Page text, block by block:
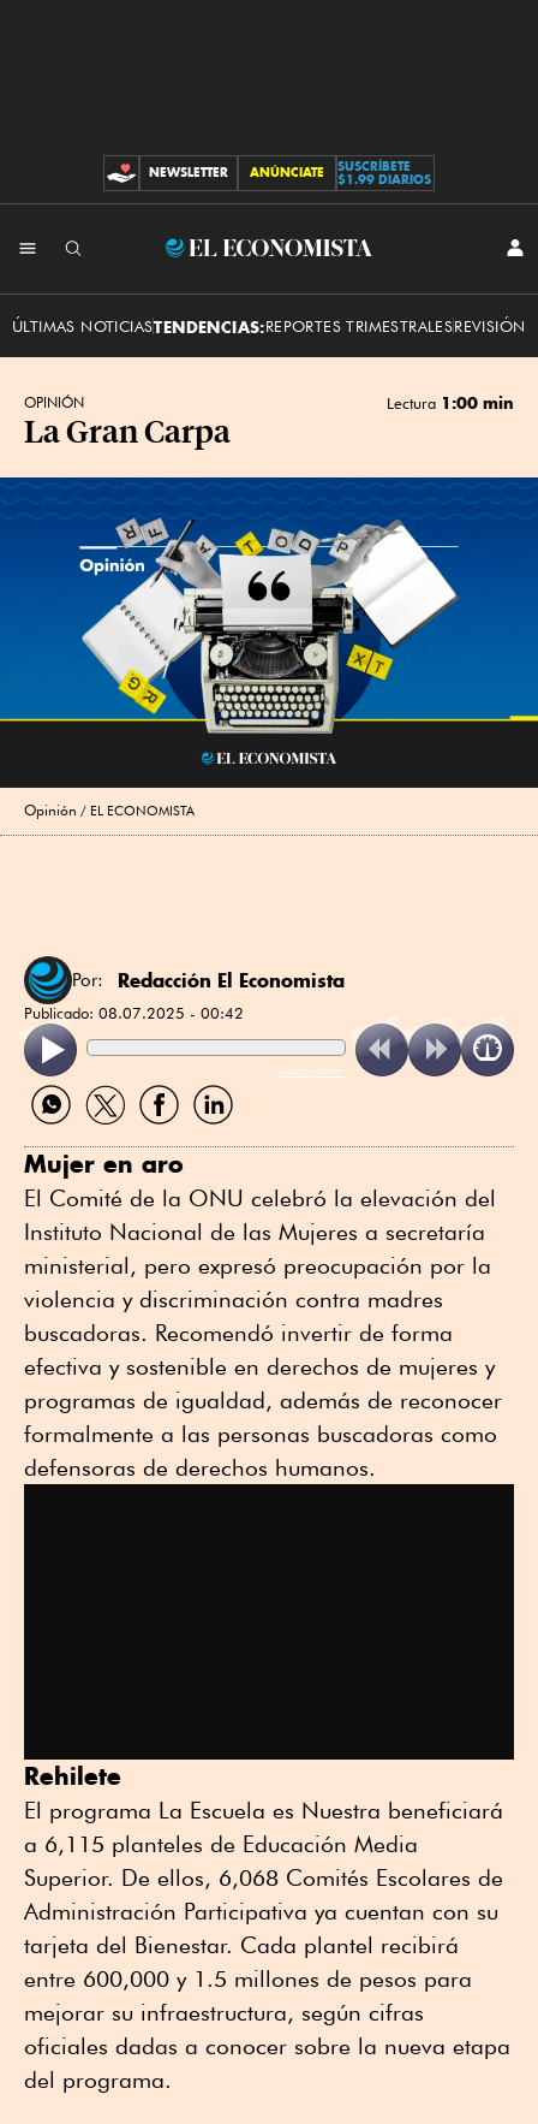
CONTRIBUCIONES
NEWSLETTER ANÚNCIATE
SUSCRÍBETE
$1.99 DIARIOS
El
ÚLTIMAS NOTICIASTENDENCIAS:REPORTES TRIMESTRALESREVISIÓN
OPINIÓN Lectura 1:00 min
La Gran Carpa
Opinión EL ECONOMISTA
Por: Redacción El Economista
Publicado: 08.07.2025 - 00:42
ReadSpeaker
Compartir
por
Compartir
por
Compartir
por
Compartir
por
Mujer en aro
El Comité de la ONU celebró la elevación del
Instituto Nacional de las Mujeres a secretaría
ministerial, pero expresó preocupación por la
violencia y discriminación contra madres
buscadoras. Recomendó invertir de forma
efectiva y sostenible en derechos de mujeres y
programas de igualdad, además de reconocer
formalmente a las personas buscadoras como
defensoras de derechos humanos.
Rehilete
El programa La Escuela es Nuestra beneficiará
a 6,115 planteles de Educación Media
Superior. De ellos, 6,068 Comités Escolares de
Administración Participativa ya cuentan con su
tarjeta del Bienestar. Cada plantel recibirá
entre 600,000 y 1.5 millones de pesos para
mejorar su infraestructura, según cifras
oficiales dadas a conocer sobre la nueva etapa
del programa.